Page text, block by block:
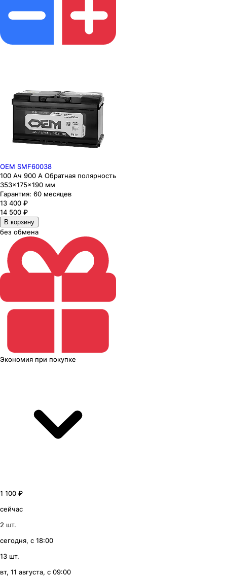
OEM SMF60038
100 Ач 900 А Обратная полярность
353×175×190 мм
Гарантия: 60 месяцев
13 400 ₽
14 500 ₽
В корзину
без обмена
Экономия при покупке
1 100 ₽
сейчас
2 шт.
сегодня, с 18:00
13 шт.
вт, 11 августа, с 09:00